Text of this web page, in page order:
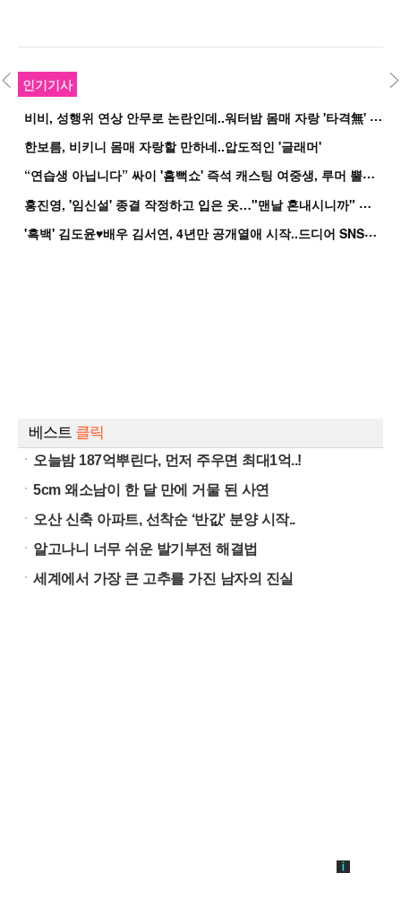
인기기사
비
비, 성행위 연상 안무로 논란인데..워터밤 몸매 자랑 '타격無' 근황
한보름, 비키니 몸매 자랑할 만하네..압도적인 '글래머'
“
연습생 아닙니다” 싸이 '흠뻑쇼' 즉석 캐스팅 여중생, 루머 뿔났다[Oh!쎈 이...
홍
진영, '임신설' 종결 작정하고 입은 옷…"맨날 혼내시니까" 억울
'
흑백' 김도윤♥배우 김서연, 4년만 공개열애 시작..드디어 SNS에 노출 [핫피...